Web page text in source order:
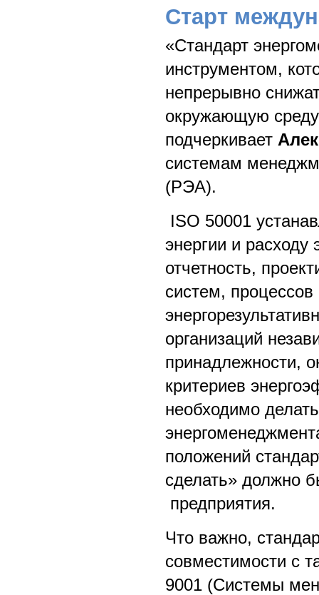
Старт
«Стандарт
инструментом,
непрерывно
окружающую
подчеркивает
системам
(РЭА).
ISO 50001
энергии и
отчетность,
систем,
организаций
принадлежности,
критериев
необходимо
положений
сделать» должно
предприятия.
Что важно,
совместимости с
9001 (Системы